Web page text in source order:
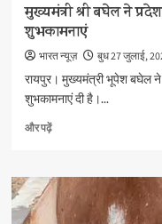
मुख्यमंत्री श्री बघेल ने
शुभकामनाएं
भारत न्यूज़ बुध 27 जुलाई,
रायपुर। मुख्यमंत्री भूपेश बघेल ने
शुभकामनाएं दी है।...
और पढ़ेंमुख्यमंत्री
ने
प्रदेशवासियों